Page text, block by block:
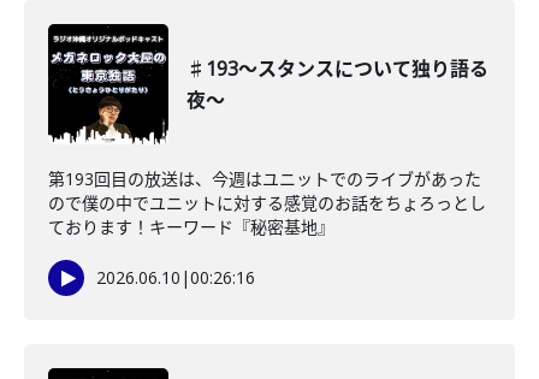
♯193〜スタンスについて独り語る
夜〜
第193回目の放送は、今週はユニットでのライブがあった
ので僕の中でユニットに対する感覚のお話をちょろっとし
ております！キーワード『秘密基地』
2026.06.10 |00:26:16